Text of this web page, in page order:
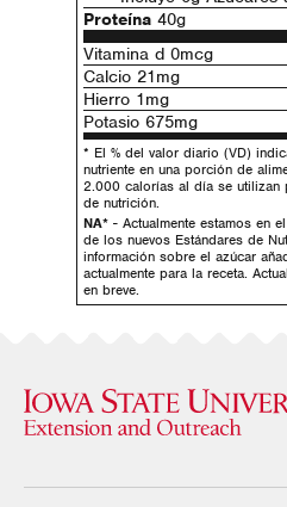
Proteína 40g
Vitamina d 0mcg
Calcio 21mg
Hierro 1mg
Potasio 675mg
* El % del valor diario (VD)
nutriente en una porción de
2.000 calorías al día se utilizan
de nutrición.
NA* - Actualmente estamos en
de los nuevos Estándares de
información sobre el azúcar
actualmente para la receta.
en breve.